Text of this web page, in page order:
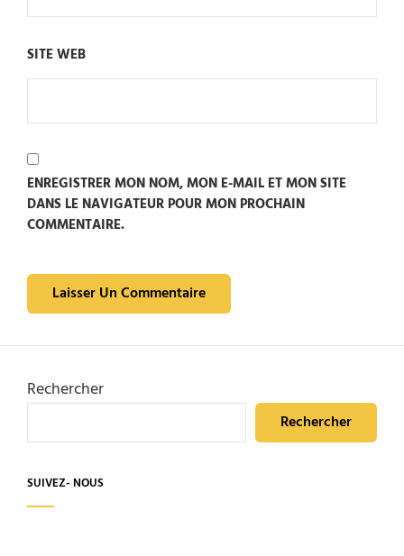
SITE WEB
ENREGISTRER MON NOM, MON E-MAIL ET MON SITE
DANS LE NAVIGATEUR POUR MON PROCHAIN
COMMENTAIRE.
Rechercher
Rechercher
SUIVEZ- NOUS